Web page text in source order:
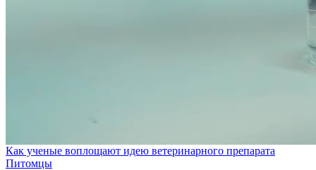
Как ученые воплощают идею ветеринарного препарата
Питомцы